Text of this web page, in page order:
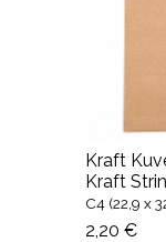
Kraft
Kraft
C4 (22,9 x
2,20 €